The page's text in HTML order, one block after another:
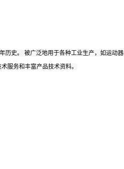
史。 被广泛地用于各种工业生产，如运动
服务和丰富产品技术资料。